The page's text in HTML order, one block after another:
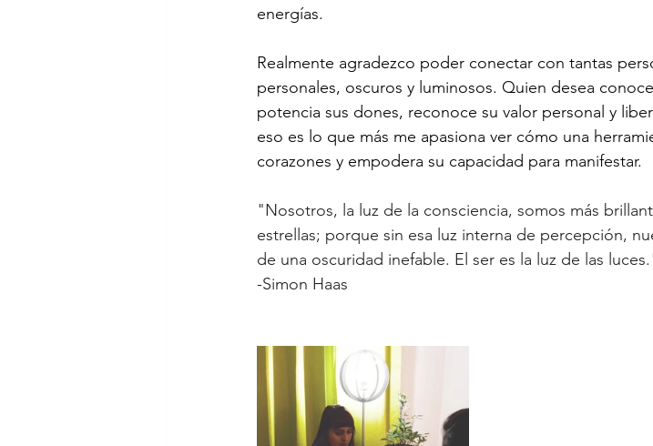
energías.
Realmente agradezco poder conectar con tantas
personales, oscuros y luminosos. Quien desea
potencia sus dones, reconoce su valor personal y
eso es lo que más me apasiona ver cómo una
corazones y empodera su capacidad para manifestar.
"Nosotros, la luz de la consciencia, somos más
estrellas; porque sin esa luz interna de percepción,
de una oscuridad inefable. El ser es la luz de las
-Simon Haas